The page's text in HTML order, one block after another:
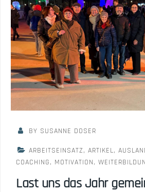
BY SUSANNE DOSER
ARBEITSEINSATZ, ARTIKEL,
COACHING, MOTIVATION,
Last uns das Jahr